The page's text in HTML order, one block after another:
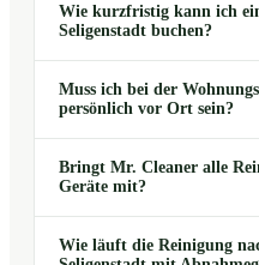
Wie kurzfristig kann ich
Seligenstadt buchen?
Muss ich bei der
persönlich vor Ort sein?
Bringt Mr. Cleaner alle
Geräte mit?
Wie läuft die Reinigung